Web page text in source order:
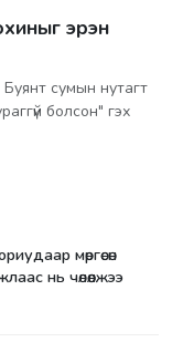
эрэн
сумын нутагт
болсон" гэх
мөргөсөн
нь чөлөөлжээ